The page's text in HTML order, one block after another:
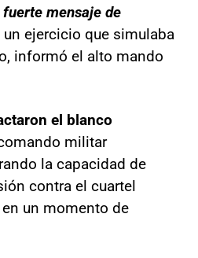
fuerte mensaje de
un ejercicio que simulaba
informó el alto mando
el blanco
militar
la capacidad de
contra el cuartel
un momento de